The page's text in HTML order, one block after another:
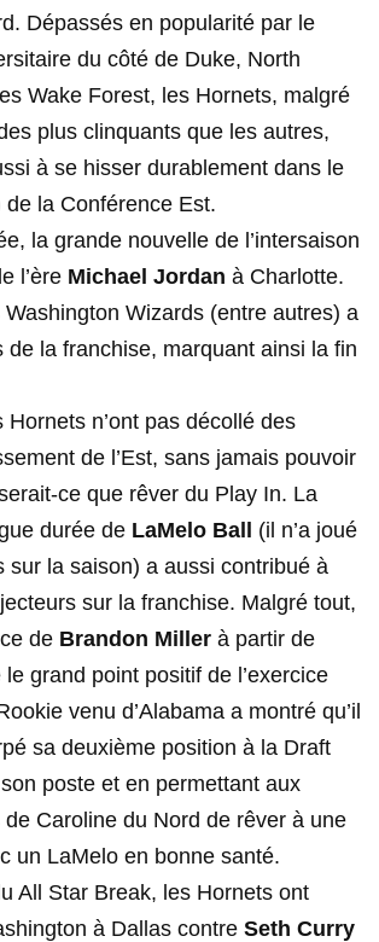
Dépassés en popularité par le
du côté de Duke, North
Wake Forest, les Hornets, malgré
plus clinquants que les autres,
à se hisser durablement dans le
de la Conférence Est.
la grande nouvelle de l’intersaison
l’ère Michael Jordan à Charlotte.
Washington Wizards (entre autres) a
de la franchise, marquant ainsi la fin
Hornets n’ont pas décollé des
de l’Est, sans jamais pouvoir
ce que rêver du Play In. La
durée de LaMelo Ball
(il n’a joué
sur la saison) a aussi contribué à
sur la franchise. Malgré tout,
de Brandon Miller à partir de
grand point positif de l’exercice
venu d’Alabama a montré qu’il
sa deuxième position à la Draft
poste et en permettant aux
Caroline du Nord de rêver à une
un LaMelo en bonne santé.
All Star Break, les Hornets ont
à Dallas contre Seth Curry